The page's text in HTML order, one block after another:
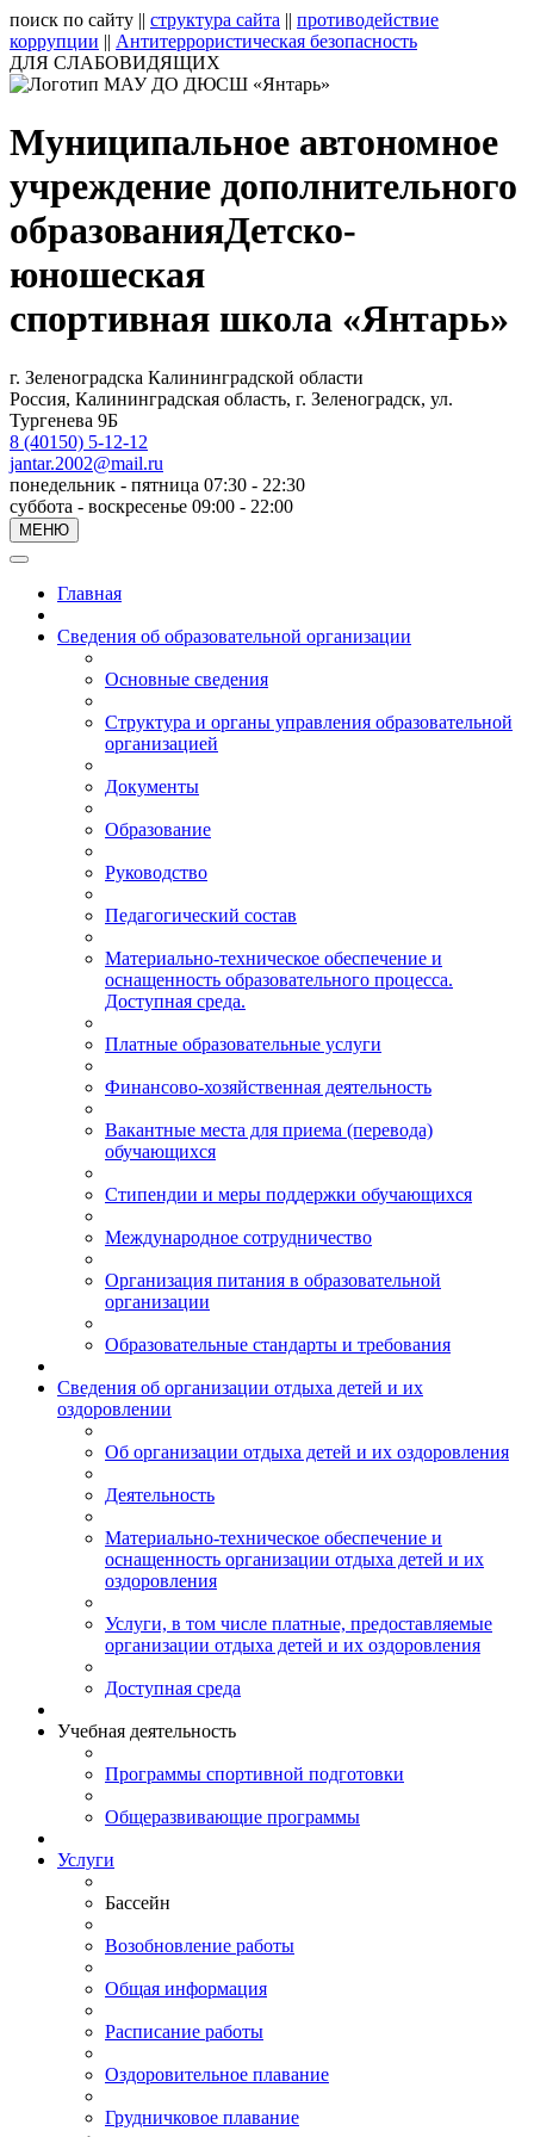
поиск по сайту || структура сайта || противодействие
коррупции || Антитеррористическая безопасность
ДЛЯ СЛАБОВИДЯЩИХ
Муниципальное автономное
учреждение дополнительного
образованияДетско-
юношеская
спортивная школа «Янтарь»
г. Зеленоградска Калининградской области
Россия, Калининградская область, г. Зеленоградск, ул.
Тургенева 9Б
8 (40150) 5-12-12
jantar.2002@mail.ru
понедельник - пятница 07:30 - 22:30
суббота - воскресенье 09:00 - 22:00
МЕНЮ
Главная
Сведения об образовательной организации
Основные сведения
Структура и органы управления образовательной
организацией
Документы
Образование
Руководство
Педагогический состав
Материально-техническое обеспечение и
оснащенность образовательного процесса.
Доступная среда.
Платные образовательные услуги
Финансово-хозяйственная деятельность
Вакантные места для приема (перевода)
обучающихся
Стипендии и меры поддержки обучающихся
Международное сотрудничество
Организация питания в образовательной
организации
Образовательные стандарты и требования
Сведения об организации отдыха детей и их
оздоровлении
Об организации отдыха детей и их оздоровления
Деятельность
Материально-техническое обеспечение и
оснащенность организации отдыха детей и их
оздоровления
Услуги, в том числе платные, предоставляемые
организации отдыха детей и их оздоровления
Доступная среда
Учебная деятельность
Программы спортивной подготовки
Общеразвивающие программы
Услуги
Бассейн
Возобновление работы
Общая информация
Расписание работы
Оздоровительное плавание
Грудничковое плавание